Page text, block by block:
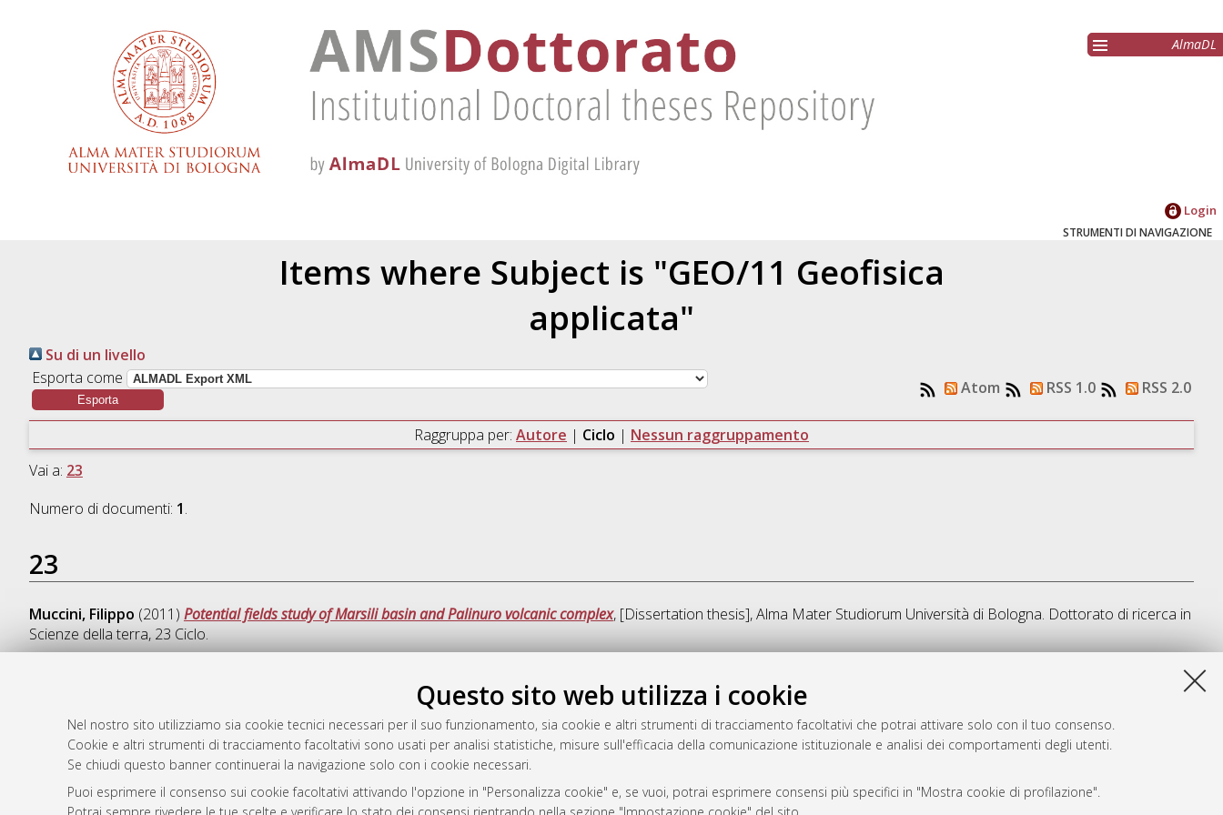
Questo sito web utilizza i cookie
Nel nostro sito utilizziamo sia cookie tecnici necessari per il suo funzionamento, sia cookie e altri strumenti di tracciamento facoltativi che potrai attivare solo con il tuo consenso.
Cookie e altri strumenti di tracciamento facoltativi sono usati per analisi statistiche, misure sull'efficacia della comunicazione istituzionale e analisi dei comportamenti degli utenti.
Se chiudi questo banner continuerai la navigazione solo con i cookie necessari.
Puoi esprimere il consenso sui cookie facoltativi attivando l'opzione in "Personalizza cookie" e, se vuoi, potrai esprimere consensi più specifici in "Mostra cookie di profilazione".
AlmaDL
Login
STRUMENTI DI NAVIGAZIONE
Items where Subject is "GEO/11 Geofisica
applicata"
Su di un livello
Esporta come
Atom RSS 1.0 RSS 2.0
Raggruppa per: Autore | Ciclo | Nessun raggruppamento
Vai a: 23
Numero di documenti: 1.
23
Muccini, Filippo (2011) Potential fields study of Marsili basin and Palinuro volcanic complex, [Dissertation thesis], Alma Mater Studiorum Università di Bologna. Dottorato di ricerca in
Scienze della terra, 23 Ciclo.
Questa lista e' stata generata il Sat Aug 8 20:34:22 2026 CEST.
Atom
Rss 1.0
Rss 2.0
AMS Dottorato
ISSN: 2038-7946
Servizio implementato e gestito da
Impostazioni Cookie